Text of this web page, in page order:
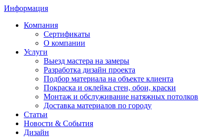
Информация
Компания
Сертификаты
О компании
Услуги
Выезд мастера на замеры
Разработка дизайн проекта
Подбор материала на объекте клиента
Покраска и оклейка стен, обои, краски
Монтаж и обслуживание натяжных потолков
Доставка материалов по городу
Статьи
Новости & События
Дизайн